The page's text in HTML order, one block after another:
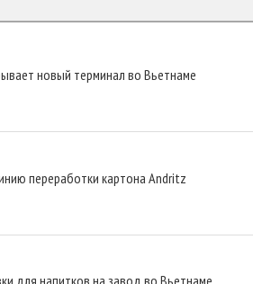
новый терминал во Вьетнаме
переработки картона Andritz